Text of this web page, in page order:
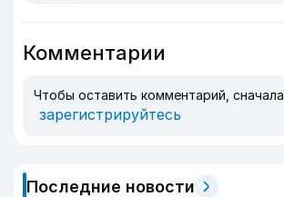
Комментарии
Чтобы оставить комментарий, сначала
зарегистрируйтесь
Последние новости